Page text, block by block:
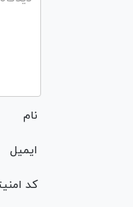
نام
ایمیل
* کد